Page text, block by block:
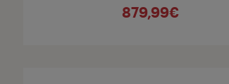
879,99€